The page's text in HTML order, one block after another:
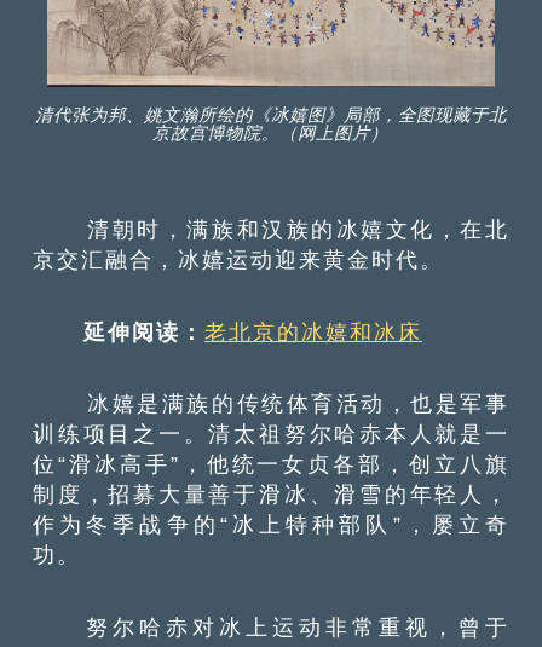
清代张为邦、姚文瀚所绘的《冰嬉图》局部，全图现藏于北
京故宫博物院。（网上图片）
清朝时，满族和汉族的冰嬉文化，在北
京交汇融合，冰嬉运动迎来黄金时代。
延伸阅读：老北京的冰嬉和冰床
冰嬉是满族的传统体育活动，也是军事
训练项目之一。清太祖努尔哈赤本人就是一
位“滑冰高手”，他统一女贞各部，创立八旗
制度，招募大量善于滑冰、滑雪的年轻人，
作为冬季战争的“冰上特种部队”，屡立奇
功。
努尔哈赤对冰上运动非常重视，曾于